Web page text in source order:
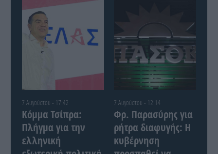
7 Αυγούστου - 17:42
Κόμμα Τσίπρα:
Πλήγμα για την
ελληνική
7 Αυγούστου - 12:14
Φρ. Παρασύρης για
ρήτρα διαφυγής: Η
κυβέρνηση